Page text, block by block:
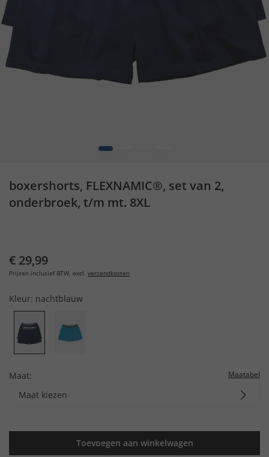
1
boxershorts, FLEXNAMIC®, set van 2,
onderbroek, t/m mt. 8XL
€ 29,99
Prijzen inclusief BTW, excl. verzendkosten
Kleur: nachtblauw
Maat: Maatabel
Maat kiezen
Toevoegen aan winkelwagen